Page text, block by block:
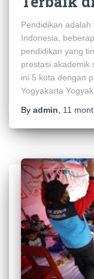
Pendidikan
Indonesia,
pendidikan yang
prestasi akademik
ini 5 kota dengan
Yogyakarta
By admin 11